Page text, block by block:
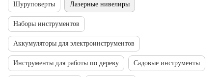
Шуруповерты Лазерные нивелиры
Наборы инструментов
Аккумуляторы для электроинструментов
Инструменты для работы по дереву Садовые инструменты